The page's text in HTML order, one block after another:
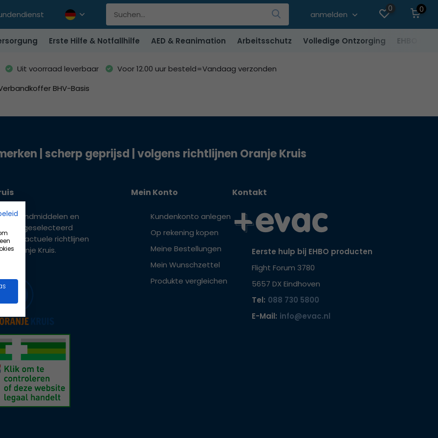
anmelden
0
0
Erste Hilfe & Notfallhilfe AED & Reanimation Arbeitsschutz Volledige Ontzorging EHBO
Uit voorraad leverbaar
Voor 12.00 uur besteld=Vandaag verzonden
BHV-Basis
| scherp geprijsd | volgens richtlijnen Oranje Kruis
verbandmiddelen en
zijn geselecteerd
de actuele richtlijnen
Oranje Kruis.
Mein Konto
Kundenkonto anlegen
Op rekening kopen
Meine Bestellungen
Mein Wunschzettel
Produkte vergleichen
Kontakt
Eerste hulp bij EHBO producten
Flight Forum 3780
5657 DX Eindhoven
Tel: 088 730 5800
E-Mail: info@evac.nl